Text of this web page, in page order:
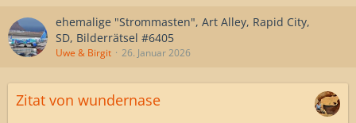
ehemalige "Strommasten", Art Alley, Rapid City,
SD, Bilderrätsel #6405
Uwe & Birgit 26. Januar 2026
Zitat von wundernase